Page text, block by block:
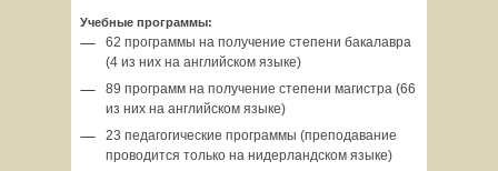
Учебные программы:
62 программы на получение степени бакалавра
(4 из них на английском языке)
89 программ на получение степени магистра (66
из них на английском языке)
23 педагогические программы (преподавание
проводится только на нидерландском языке)